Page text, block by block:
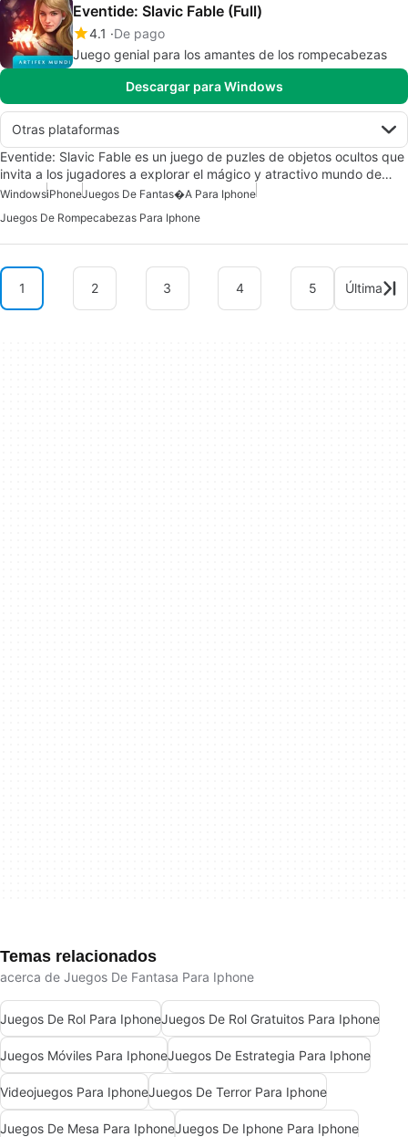
Eventide: Slavic Fable (Full)
4.1
De pago
Juego genial para los amantes de los rompecabezas
Descargar para Windows
Otras plataformas
Eventide: Slavic Fable es un juego de puzles de objetos ocultos que
invita a los jugadores a explorar el mágico y atractivo mundo de…
WindowsiPhoneJuegos De Fantas�a Para Iphone
Juegos De Rompecabezas Para Iphone
1 2 3 4 5 Última
Temas relacionados
acerca de Juegos De Fantasa Para Iphone
Juegos De Rol Para IphoneJuegos De Rol Gratuitos Para Iphone
Juegos Móviles Para IphoneJuegos De Estrategia Para Iphone
Videojuegos Para IphoneJuegos De Terror Para Iphone
Juegos De Mesa Para IphoneJuegos De Iphone Para Iphone